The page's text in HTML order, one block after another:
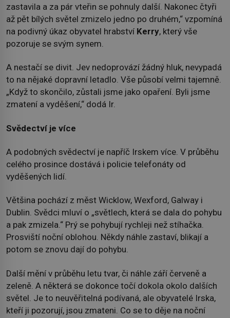
zastavila a za pár vteřin se pohnuly další. Nakonec čtyři
až pět bílých světel zmizelo jedno po druhém,“ vzpomíná
na podivný úkaz obyvatel hrabství Kerry, který vše
pozoruje se svým synem.
A nestačí se divit. Jev nedoprovází žádný hluk, nevypadá
to na nějaké dopravní letadlo. Vše působí velmi tajemně.
„Když to skončilo, zůstali jsme jako opaření. Byli jsme
zmatení a vyděšení,“ dodá Ir.
Svědectví je více
A podobných svědectví je napříč Irskem více. V průběhu
celého prosince dostává i policie telefonáty od
vyděšených lidí.
Většina pochází z měst Wicklow, Wexford, Galway i
Dublin. Svědci mluví o „světlech, která se dala do pohybu
a pak zmizela.“ Prý se pohybují rychleji než stíhačka.
Prosviští noční oblohou. Někdy náhle zastaví, blikají a
potom se znovu dají do pohybu.
Další mění v průběhu letu tvar, či náhle září červeně a
zeleně. A některá se dokonce točí dokola okolo dalších
světel. Je to neuvěřitelná podívaná, ale obyvatelé Irska,
kteří ji pozorují, jsou zmateni. Co se to děje na noční